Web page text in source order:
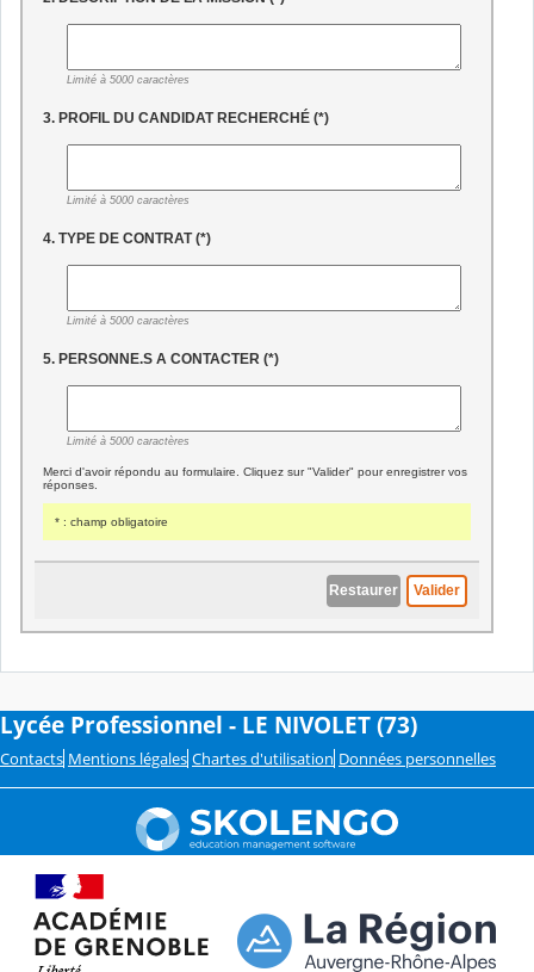
Lycée Professionnel - LE NIVOLET (73)
Contacts Mentions légales Chartes d'utilisation Données personnelles